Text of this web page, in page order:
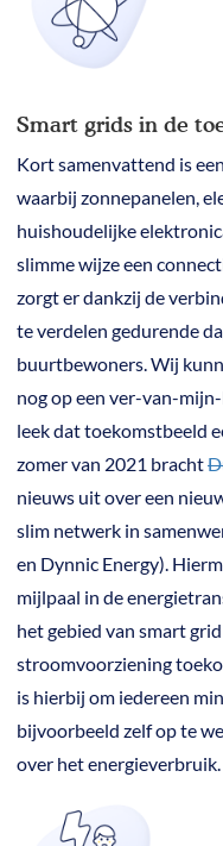
Smart grids in de
Kort samenvattend is
waarbij zonnepanelen,
huishoudelijke
slimme wijze een
zorgt er dankzij de
te verdelen gedurende
buurtbewoners. Wij
nog op een ver-van-
leek dat toekomstbeeld
zomer van 2021 bracht
nieuws uit over een
slim netwerk in
en Dynnic Energy).
mijlpaal in de
het gebied van smart
stroomvoorziening
is hierbij om iedereen
bijvoorbeeld zelf op te
over het energieverbruik.